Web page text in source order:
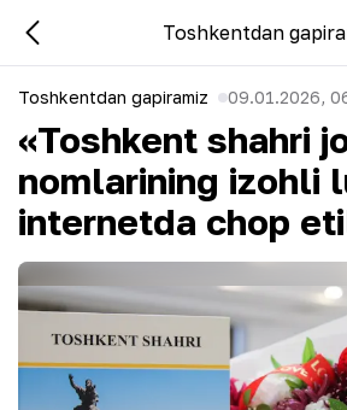
Toshkentdan
Toshkentdan gapiramiz 09.01.2026,
«Toshkent shahri
nomlarining izohli
internetda chop